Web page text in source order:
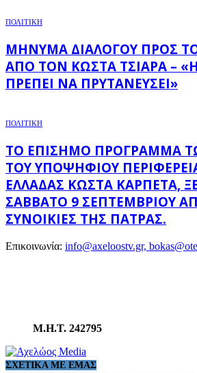
ΠΟΛΙΤΙΚΗ
ΜΉΝΥΜΑ ΔΙΑΛΌΓΟΥ ΠΡΟΣ
ΑΠΌ ΤΟΝ ΚΏΣΤΑ ΤΣΙΆΡΑ –
ΠΡΈΠΕΙ ΝΑ ΠΡΥΤΑΝΕΎΣΕΙ»
ΠΟΛΙΤΙΚΗ
ΤΟ ΕΠΊΣΗΜΟ ΠΡΌΓΡΑΜΜΑ
ΤΟΥ ΥΠΟΨΉΦΙΟΥ
ΕΛΛΆΔΑΣ ΚΏΣΤΑ ΚΑΡΠΈΤΑ,
ΣΆΒΒΑΤΟ 9 ΣΕΠΤΕΜΒΡΊΟΥ
ΣΥΝΟΙΚΊΕΣ ΤΗΣ ΠΆΤΡΑΣ.
Επικοινωνία: info@axeloostv.gr,
Μ.Η.Τ. 242795
ΣΧΕΤΙΚΆ ΜΕ ΕΜΆΣ